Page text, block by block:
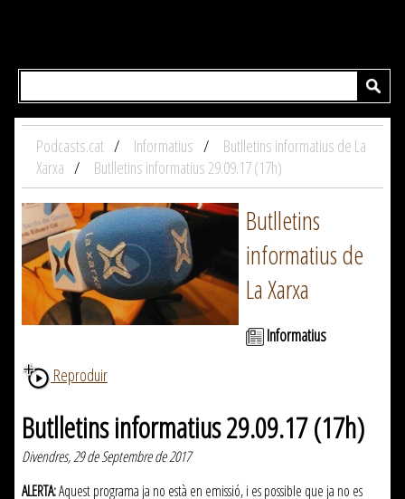
Podcasts.cat Informatius
Butlletins informatius de La
Xarxa
Butlletins informatius 29.09.17 (17h)
Butlletins
informatius de
La Xarxa
Informatius
Reproduir
Butlletins informatius 29.09.17 (17h)
Divendres, 29 de Septembre de 2017
ALERTA:Aquest programa ja no està en emissió, i es possible que ja no es